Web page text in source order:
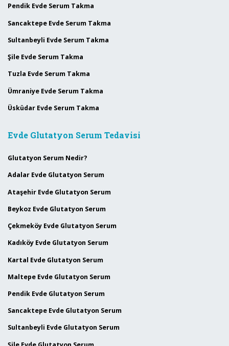
Pendik Evde Serum Takma
Sancaktepe Evde Serum Takma
Sultanbeyli Evde Serum Takma
Şile Evde Serum Takma
Tuzla Evde Serum Takma
Ümraniye Evde Serum Takma
Üsküdar Evde Serum Takma
Evde Glutatyon Serum Tedavisi
Glutatyon Serum Nedir?
Adalar Evde Glutatyon Serum
Ataşehir Evde Glutatyon Serum
Beykoz Evde Glutatyon Serum
Çekmeköy Evde Glutatyon Serum
Kadıköy Evde Glutatyon Serum
Kartal Evde Glutatyon Serum
Maltepe Evde Glutatyon Serum
Pendik Evde Glutatyon Serum
Sancaktepe Evde Glutatyon Serum
Sultanbeyli Evde Glutatyon Serum